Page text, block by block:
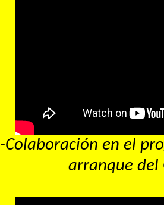
-Colaboración en el
arranque del